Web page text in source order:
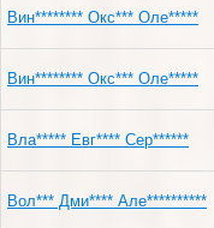
Вин******** Окс*** Оле*****
Вин******** Окс*** Оле*****
Вла***** Евг**** Сер******
Вол*** Дми**** Але**********